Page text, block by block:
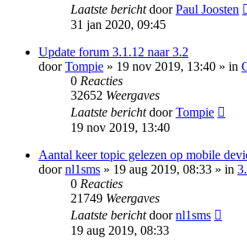
Laatste berichtdoorPaul Joosten
31 jan 2020, 09:45
Update forum 3.1.12 naar 3.2
doorTompie » 19 nov 2019, 13:40 » in
0 Reacties
32652 Weergaves
Laatste berichtdoorTompie
19 nov 2019, 13:40
Aantal keer topic gelezen op mobile
doornl1sms » 19 aug 2019, 08:33 » in
0 Reacties
21749 Weergaves
Laatste berichtdoornl1sms
19 aug 2019, 08:33